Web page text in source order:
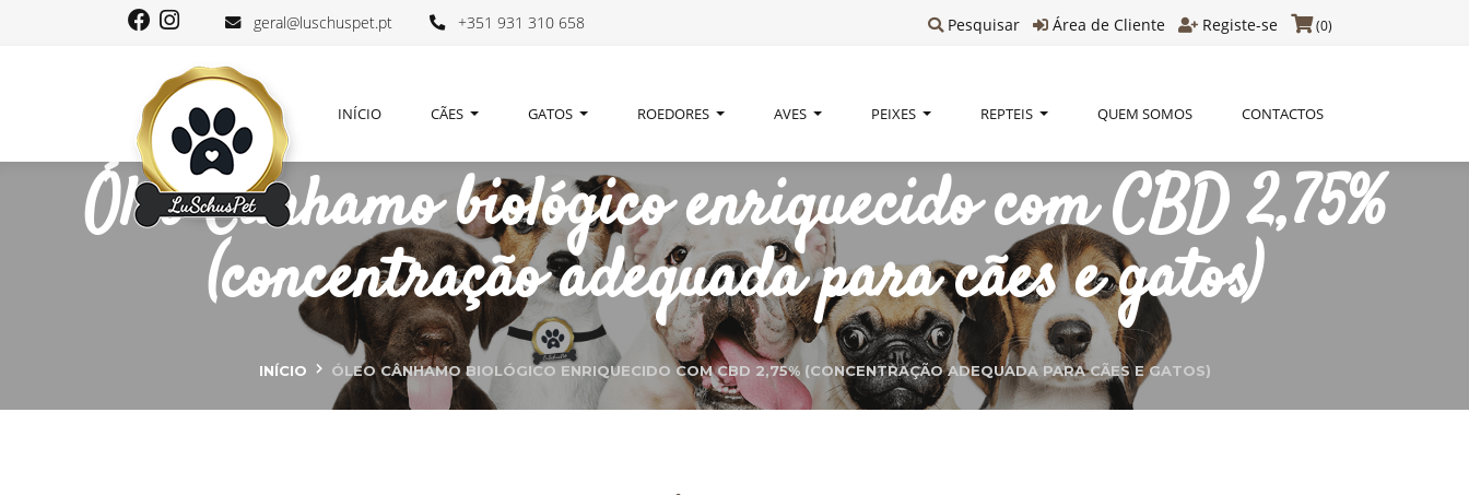
geral@luschuspet.pt +351 931 310 658 Pesquisar Área de Cliente Registe-se (0)
INÍCIO CÃES GATOS ROEDORES AVES PEIXES REPTEIS QUEM SOMOS CONTACTOS
Óleo Cânhamo biológico enriquecido com CBD 2,75%
(concentração adequada para cães e gatos)
INÍCIO ÓLEO CÂNHAMO BIOLÓGICO ENRIQUECIDO COM CBD 2,75% (CONCENTRAÇÃO ADEQUADA PARA CÃES E GATOS)